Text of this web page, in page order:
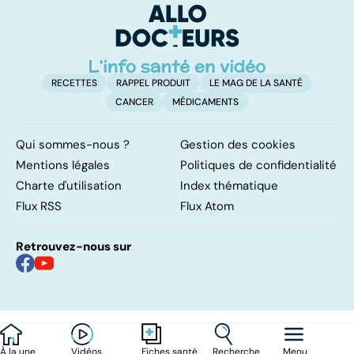
À la une Vidéos Recherche Menu
surrénales ?
RECETTES RAPPEL PRODUIT
LE MAG DE LA SANTÉ
CANCER
MÉDICAMENTS
Qui sommes-nous ?
Gestion des cookies
Mentions légales
Politiques de confidentialité
Charte d'utilisation
Index thématique
Flux RSS
Flux Atom
Retrouvez-nous sur